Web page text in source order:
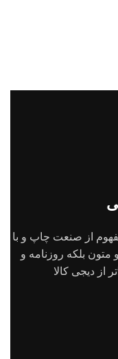
از صنعت چاپ و با
متون بلکه روزنامه و
از دیجی کالا